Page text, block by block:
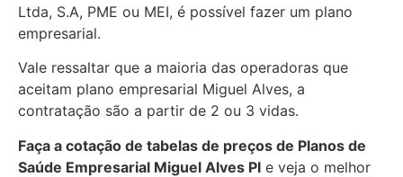
Ltda, S.A, PME ou MEI, é possível fazer um plano
empresarial.
Vale ressaltar que a maioria das operadoras que
aceitam plano empresarial Miguel Alves, a
contratação são a partir de 2 ou 3 vidas.
Faça a cotação de tabelas de preços de Planos de
Saúde Empresarial Miguel Alves PI e veja o melhor